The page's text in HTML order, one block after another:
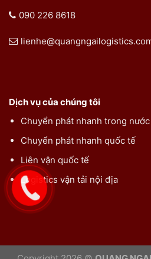
090 226 8618
Dịch vụ của chúng tôi
Chuyển phát nhanh trong nước
Chuyển phát nhanh quốc tế
Liên vận quốc tế
Logistics vận tải nội địa